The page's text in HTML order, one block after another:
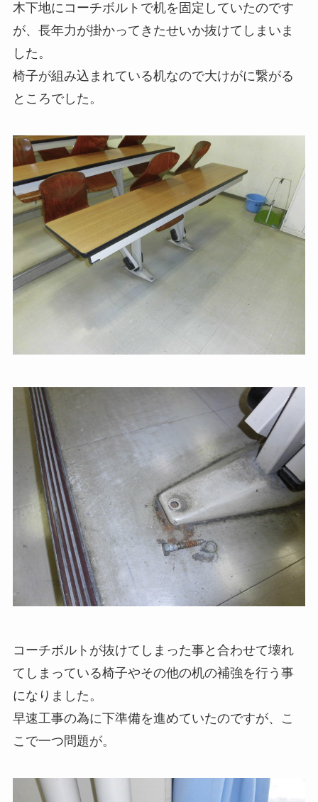
木下地にコーチボルトで机を固定していたのです
が、長年力が掛かってきたせいか抜けてしまいま
した。
椅子が組み込まれている机なので大けがに繋がる
ところでした。
コーチボルトが抜けてしまった事と合わせて壊れ
てしまっている椅子やその他の机の補強を行う事
になりました。
早速工事の為に下準備を進めていたのですが、こ
こで一つ問題が。